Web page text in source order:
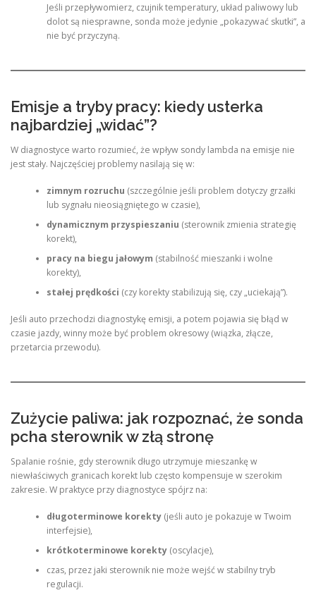
Jeśli przepływomierz, czujnik temperatury, układ paliwowy lub
dolot są niesprawne, sonda może jedynie „pokazywać skutki”, a
nie być przyczyną.
Emisje a tryby pracy: kiedy usterka
najbardziej „widać”?
W diagnostyce warto rozumieć, że wpływ sondy lambda na emisje nie
jest stały. Najczęściej problemy nasilają się w:
zimnym rozruchu (szczególnie jeśli problem dotyczy grzałki
lub sygnału nieosiągniętego w czasie),
dynamicznym przyspieszaniu (sterownik zmienia strategię
korekt),
pracy na biegu jałowym (stabilność mieszanki i wolne
korekty),
stałej prędkości (czy korekty stabilizują się, czy „uciekają”).
Jeśli auto przechodzi diagnostykę emisji, a potem pojawia się błąd w
czasie jazdy, winny może być problem okresowy (wiązka, złącze,
przetarcia przewodu).
Zużycie paliwa: jak rozpoznać, że sonda
pcha sterownik w złą stronę
Spalanie rośnie, gdy sterownik długo utrzymuje mieszankę w
niewłaściwych granicach korekt lub często kompensuje w szerokim
zakresie. W praktyce przy diagnostyce spójrz na:
długoterminowe korekty(jeśli auto je pokazuje w Twoim
interfejsie),
krótkoterminowe korekty(oscylacje),
czas, przez jaki sterownik nie może wejść w stabilny tryb
regulacji.